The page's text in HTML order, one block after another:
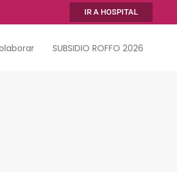
IR A HOSPITAL
SUBSIDIO ROFFO 2026